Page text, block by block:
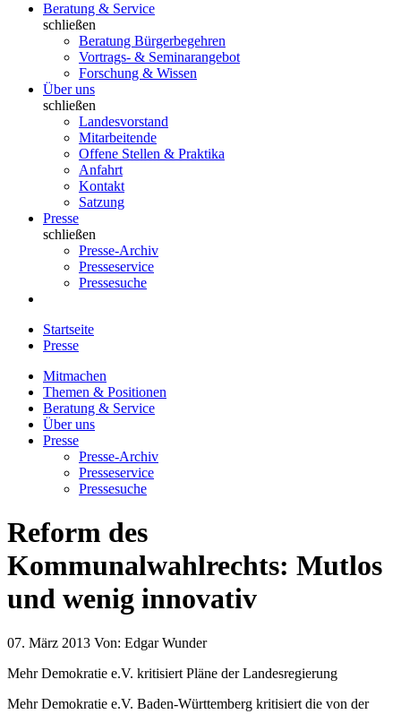
Beratung & Service
schließen
Beratung Bürgerbegehren
Vortrags- & Seminarangebot
Forschung & Wissen
Über uns
schließen
Landesvorstand
Mitarbeitende
Offene Stellen & Praktika
Anfahrt
Kontakt
Satzung
Presse
schließen
Presse-Archiv
Presseservice
Pressesuche
Startseite
Presse
Mitmachen
Themen & Positionen
Beratung & Service
Über uns
Presse
Presse-Archiv
Presseservice
Pressesuche
Reform des
Kommunalwahlrechts: Mutlos
und wenig innovativ
07. März 2013 Von: Edgar Wunder
Mehr Demokratie e.V. kritisiert Pläne der Landesregierung
Mehr Demokratie e.V. Baden-Württemberg kritisiert die von der